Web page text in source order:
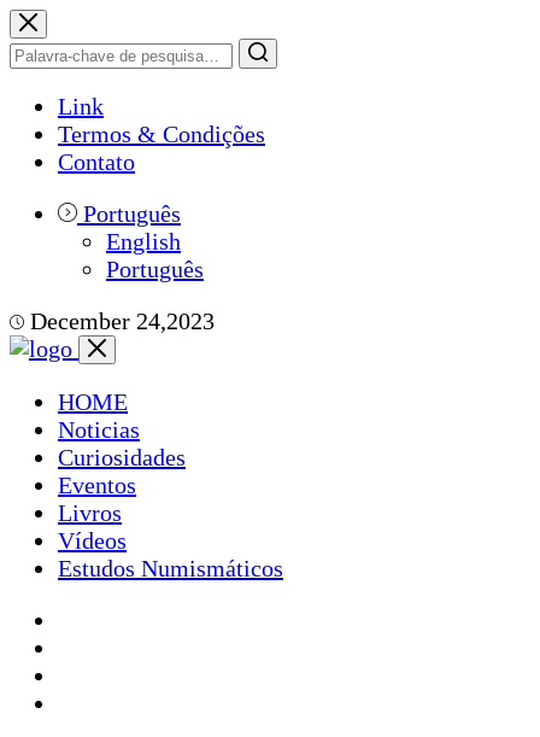
Link
Termos & Condições
Contato
Português
English
Português
December 24,2023
HOME
Noticias
Curiosidades
Eventos
Livros
Vídeos
Estudos Numismáticos